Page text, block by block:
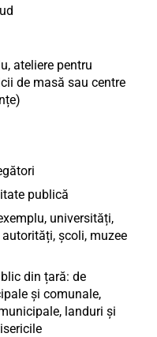
ateliere pentru
de masă sau centre
publică
universități,
școli, muzee
din țară: de
și comunale,
landuri și